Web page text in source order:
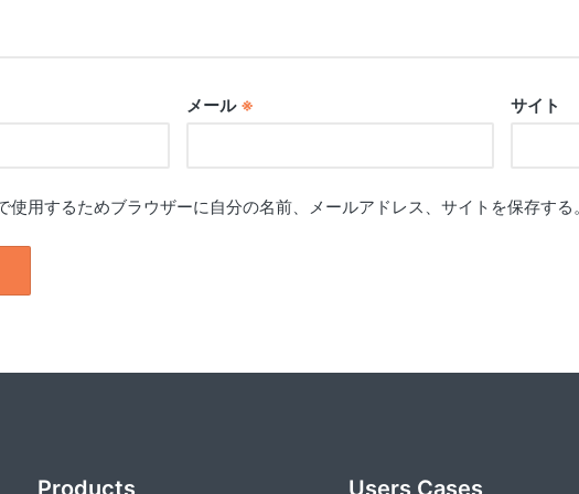
メール ※ サイト
使用するためブラウザーに自分の名前、メールアドレス、サイトを保存する。
Products Users Cases